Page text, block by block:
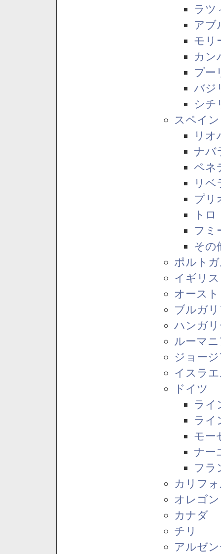
ラツ
アブ
モリ
カン
プー
バジ
シチ
スペイン
リオ
ナバ
ペネ
リベ
プリ
トロ
フミ
その
ポルト
イギリス
オース
ブルガ
ハンガ
ルーマ
ジョー
イスラ
ドイツ
ライ
ライ
モー
ナー
フラ
カリフ
オレゴ
カナダ
チリ
アルゼ